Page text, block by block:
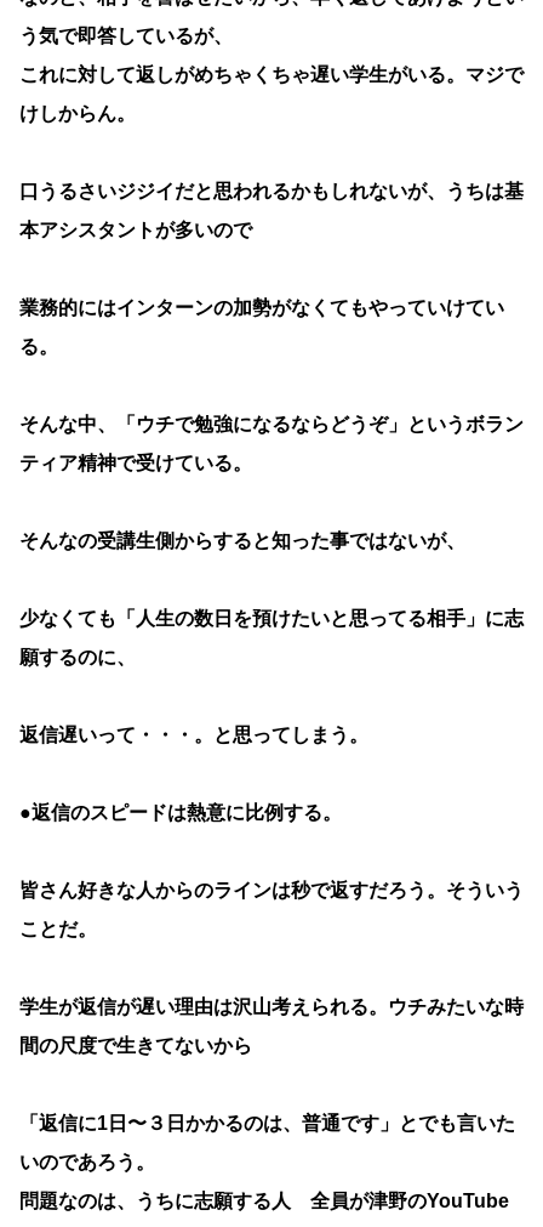
う気で即答しているが、
これに対して返しがめちゃくちゃ遅い学生がいる。マジで
けしからん。
口うるさいジジイだと思われるかもしれないが、うちは基
本アシスタントが多いので
業務的にはインターンの加勢がなくてもやっていけてい
る。
そんな中、「ウチで勉強になるならどうぞ」というボラン
ティア精神で受けている。
そんなの受講生側からすると知った事ではないが、
少なくても「人生の数日を預けたいと思ってる相手」に志
願するのに、
返信遅いって・・・。と思ってしまう。
●返信のスピードは熱意に比例する。
皆さん好きな人からのラインは秒で返すだろう。そういう
ことだ。
学生が返信が遅い理由は沢山考えられる。ウチみたいな時
間の尺度で生きてないから
「返信に1日〜３日かかるのは、普通です」とでも言いた
いのであろう。
問題なのは、うちに志願する人 全員が津野のYouTube